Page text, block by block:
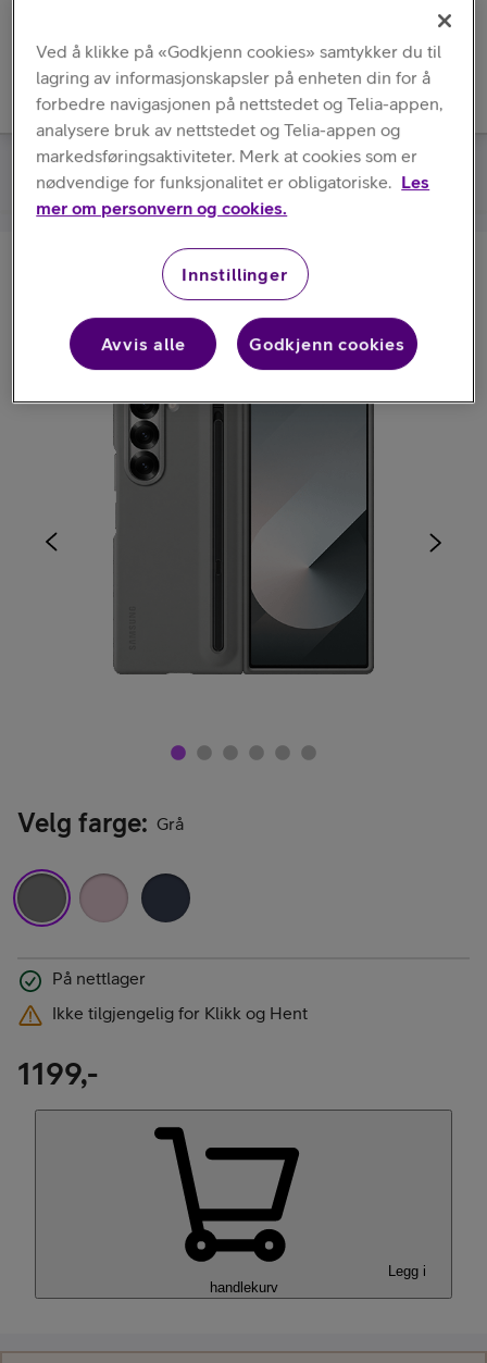
Samsung/Galaxy Z Fold6 S Pen Case
Galaxy Z Fold6 S Pen Case
Velg farge: Grå
På nettlager
Ikke tilgjengelig for Klikk og Hent
1199,-
Legg i
handlekurv
Ved å klikke på «Godkjenn cookies» samtykker du til
lagring av informasjonskapsler på enheten din for å
forbedre navigasjonen på nettstedet og Telia-appen,
analysere bruk av nettstedet og Telia-appen og
markedsføringsaktiviteter. Merk at cookies som er
nødvendige for funksjonalitet er obligatoriske. Les
mer om personvern og cookies.
Innstillinger
Avvis alle Godkjenn cookies